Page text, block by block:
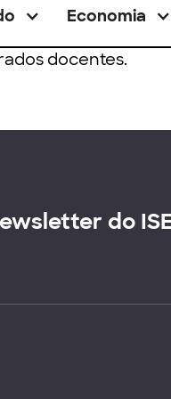
Economia
docentes.
do